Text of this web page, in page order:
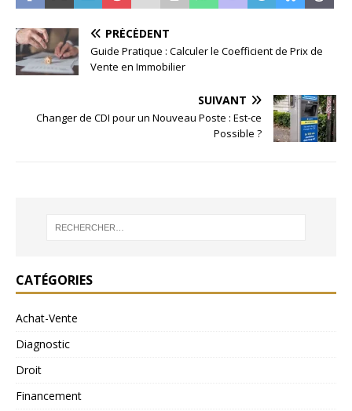
PRÉCÉDENT
Guide Pratique : Calculer le Coefficient de Prix de
Vente en Immobilier
SUIVANT
Changer de CDI pour un Nouveau Poste : Est-ce
Possible ?
CATÉGORIES
Achat-Vente
Diagnostic
Droit
Financement